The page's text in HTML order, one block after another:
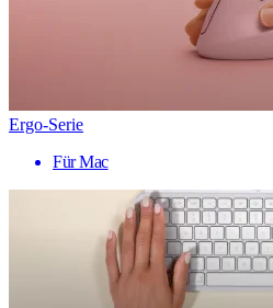
Ergo-Serie
Für Mac